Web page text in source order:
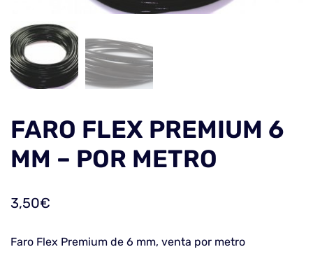
FARO FLEX PREMIUM 6
MM – POR METRO
3,50€
Faro Flex Premium de 6 mm, venta por metro